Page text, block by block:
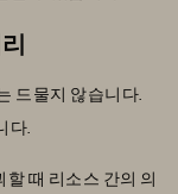
드물지 않습니다.
다.
때 리소스 간의 의